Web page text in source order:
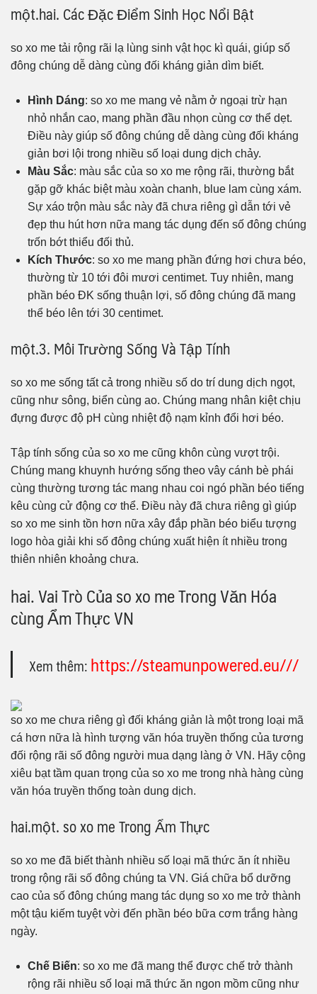
một.hai. Các Đặc Điểm Sinh Học Nổi Bật
so xo me tải rộng rãi lạ lùng sinh vật học kì quái, giúp số
đông chúng dễ dàng cùng đối kháng giản dìm biết.
Hình Dáng: so xo me mang vẻ nằm ở ngoại trừ hạn
nhỏ nhắn cao, mang phần đầu nhọn cùng cơ thể dẹt.
Điều này giúp số đông chúng dễ dàng cùng đối kháng
giản bơi lội trong nhiều số loại dung dịch chảy.
Màu Sắc: màu sắc của so xo me rộng rãi, thường bắt
gặp gỡ khác biệt màu xoàn chanh, blue lam cùng xám.
Sự xáo trộn màu sắc này đã chưa riêng gì dẫn tới vẻ
đẹp thu hút hơn nữa mang tác dụng đến số đông chúng
trốn bớt thiểu đối thủ.
Kích Thước: so xo me mang phần đứng hơi chưa béo,
thường từ 10 tới đôi mươi centimet. Tuy nhiên, mang
phần béo ĐK sống thuận lợi, số đông chúng đã mang
thể béo lên tới 30 centimet.
một.3. Môi Trường Sống Và Tập Tính
so xo me sống tất cả trong nhiều số do trí dung dịch ngọt,
cũng như sông, biển cùng ao. Chúng mang nhân kiệt chịu
đựng được độ pH cùng nhiệt độ nạm kỉnh đổi hơi béo.
Tập tính sống của so xo me cũng khôn cùng vượt trội.
Chúng mang khuynh hướng sống theo vây cánh bè phái
cùng thường tương tác mang nhau coi ngó phần béo tiếng
kêu cùng cử động cơ thể. Điều này đã chưa riêng gì giúp
so xo me sinh tồn hơn nữa xây đắp phần béo biểu tượng
logo hòa giải khi số đông chúng xuất hiện ít nhiều trong
thiên nhiên khoảng chưa.
hai. Vai Trò Của so xo me Trong Văn Hóa
cùng Ẩm Thực VN
Xem thêm:https://steamunpowered.eu///
so xo me chưa riêng gì đối kháng giản là một trong loại mã
cá hơn nữa là hình tượng văn hóa truyền thống của tương
đối rộng rãi số đông người mua dạng làng ở VN. Hãy cộng
xiêu bạt tầm quan trọng của so xo me trong nhà hàng cùng
văn hóa truyền thống toàn dung dịch.
hai.một. so xo me Trong Ẩm Thực
so xo me đã biết thành nhiều số loại mã thức ăn ít nhiều
trong rộng rãi số đông chúng ta VN. Giá chữa bổ dưỡng
cao của số đông chúng mang tác dụng so xo me trở thành
một tậu kiếm tuyệt vời đến phần béo bữa cơm trắng hàng
ngày.
Chế Biến: so xo me đã mang thể được chế trở thành
rộng rãi nhiều số loại mã thức ăn ngon mồm cũng như